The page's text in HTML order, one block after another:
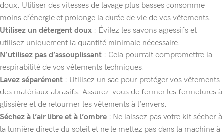
doux. Utiliser des vitesses de lavage plus basses consomme
moins d’énergie et prolonge la durée de vie de vos vêtements.
Utilisez un détergent doux : Évitez les savons agressifs et
utilisez uniquement la quantité minimale nécessaire.
N’utilisez pas d’assouplissant : Cela pourrait compromettre la
respirabilité de vos vêtements techniques.
Lavez séparément : Utilisez un sac pour protéger vos vêtements
des matériaux abrasifs. Assurez-vous de fermer les fermetures à
glissière et de retourner les vêtements à l’envers.
Séchez à l’air libre et à l’ombre : Ne laissez pas votre kit sécher à
la lumière directe du soleil et ne le mettez pas dans la machine à